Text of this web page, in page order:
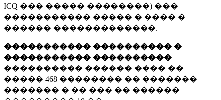
ICQ ��� ����� ��������) ���
����������� ����� � ���� �
������ �������������.
����������� ���������� �
����������� ����������
���������� ������ ���� ��
����� 468 �������� �� �������
������� � �� ��� �� ������